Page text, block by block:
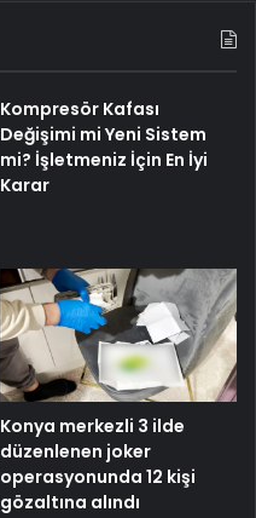
Kompresör Kafası
Değişimi mi Yeni Sistem
mi? İşletmeniz İçin En İyi
Karar
Konya merkezli 3 ilde
düzenlenen joker
operasyonunda 12 kişi
gözaltına alındı